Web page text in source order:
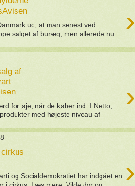
›
ud, at man senest ved
salget af buræg, men allerede nu
af
›
for øje, når de køber ind. I Netto,
med højeste niveau af
›
og Socialdemokratiet har indgået en